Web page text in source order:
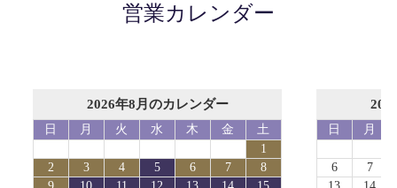
営業カレンダー
2026年8月のカレンダー
日 月 火 水 木 金
土
1
2
3 4 5 6 7
8
日 月
6
7